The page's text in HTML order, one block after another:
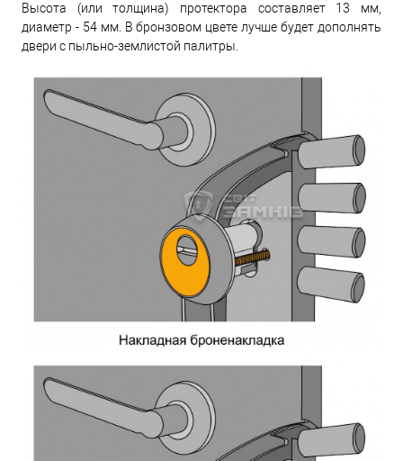
Высота (или толщина) протектора составляет 13 мм,
диаметр - 54 мм. В бронзовом цвете лучше будет дополнять
двери с пыльно-землистой палитры.